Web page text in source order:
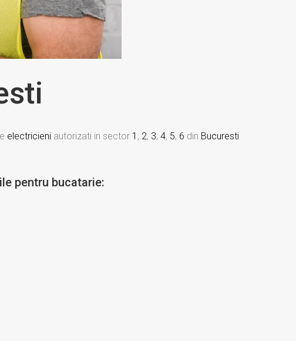
electricieni autorizati in sector 1 , 2, 3, 4, 5, 6 din Bucuresti
pentru bucatarie: